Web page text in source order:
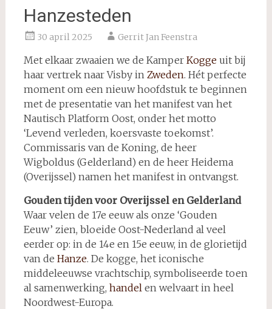
Hanzesteden
30 april 2025 Gerrit Jan Feenstra
Met elkaar zwaaien we de Kamper Koggeuit bij
haar vertrek naar Visby in Zweden. Hét perfecte
moment om een nieuw hoofdstuk te beginnen
met de presentatie van het manifest van het
Nautisch Platform Oost, onder het motto
‘Levend verleden, koersvaste toekomst’.
Commissaris van de Koning, de heer
Wigboldus (Gelderland) en de heer Heidema
(Overijssel) namen het manifest in ontvangst.
Gouden tijden voor Overijssel en Gelderland
Waar velen de 17e eeuw als onze ‘Gouden
Eeuw’ zien, bloeide Oost-Nederland al veel
eerder op: in de 14e en 15e eeuw, in de glorietijd
van de Hanze. De kogge, het iconische
middeleeuwse vrachtschip, symboliseerde toen
al samenwerking, handel en welvaart in heel
Noordwest-Europa.